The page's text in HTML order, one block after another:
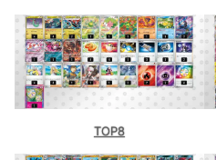
TOP8